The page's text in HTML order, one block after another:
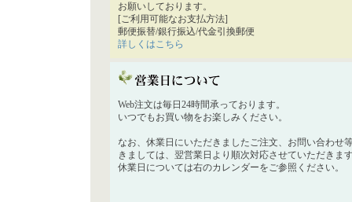
お願いしております。
[ご利用可能なお支払方法]
郵便振替/銀行振込/代金引換郵便
詳しくはこちら
Web注文は毎日24時間承っております。
いつでもお買い物をお楽しみください。
なお、休業日にいただきましたご注文、お問い合わせ
きましては、翌営業日より順次対応させていただきま
休業日については右のカレンダーをご参照ください。